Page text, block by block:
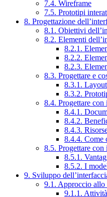
7.4. Wireframe
7.5. Prototipi
8. Progettazione
8.1. Obiettivi
8.2. Elementi
8.2.1.
8.2.2.
8.2.3.
8.3. Progettare e
8.3.1.
8.3.2.
8.4. Progettare con
8.4.1.
8.4.2.
8.4.3.
8.4.4. Come
8.5. Progettare
8.5.1.
8.5.2. I
9. Sviluppo
9.1. Approccio allo
9.1.1.